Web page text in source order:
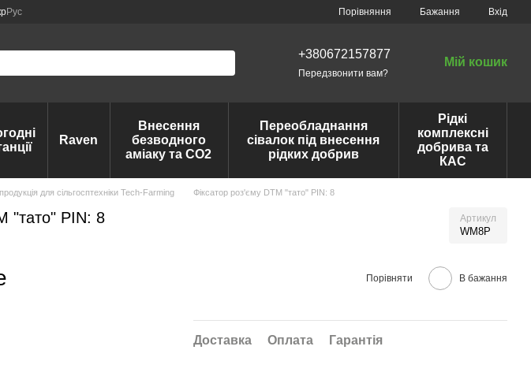
Рус Порівняння Бажання Вхід
+380672157877
Передзвонити вам?
Мій кошик
Raven
Внесення
безводного
аміаку та CO2
Переобладнання
сівалок під внесення
рідких добрив
Рідкі
комплексні
добрива та
КАС
для сільгосптехніки Tech-Farming Фіксатор роз'єму DTM "тато" PIN: 8
"тато" PIN: 8 Артикул
WM8P
Порівняти В бажання
Доставка Оплата Гарантія